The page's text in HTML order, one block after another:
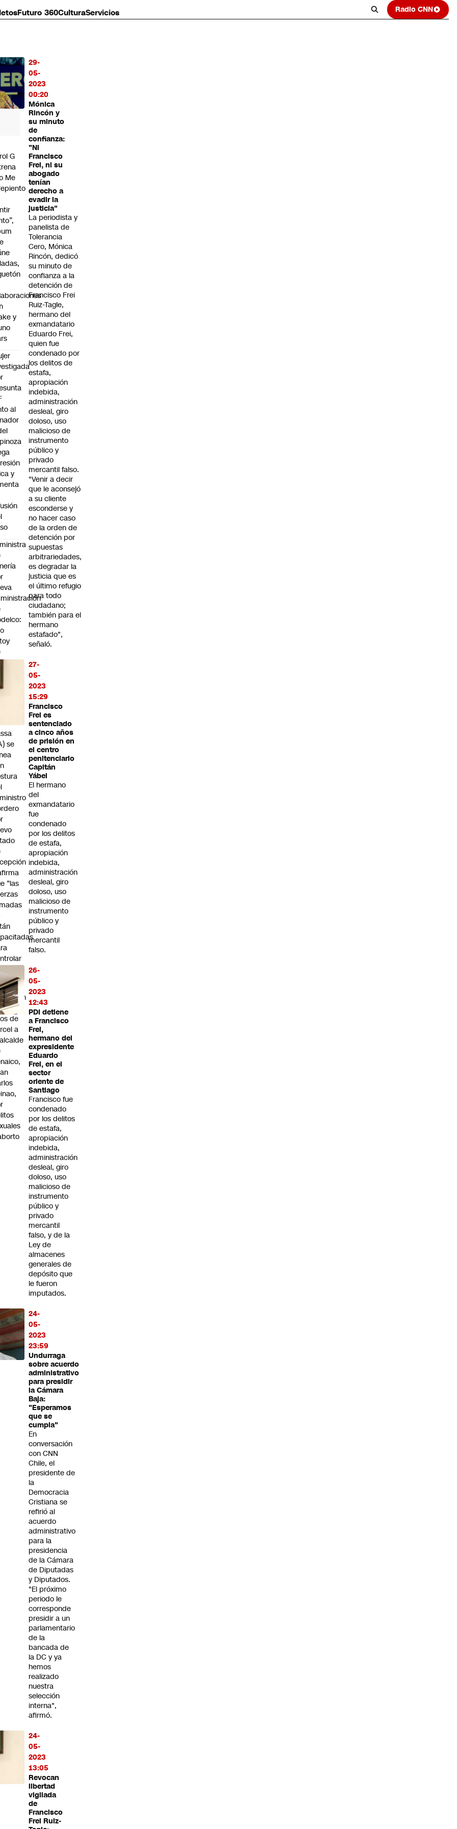
Futuro 360CulturaServicios Radio CNN
29-
05-
2023
00:20
Mónica
Rincón y
su minuto
de
confianza:
"Ni
Francisco
Frei, ni su
abogado
tenían
derecho a
evadir la
justicia"
La periodista y
panelista de
Tolerancia
Cero, Mónica
Rincón, dedicó
su minuto de
confianza a la
detención de
Francisco Frei
Ruiz-Tagle,
hermano del
exmandatario
Eduardo Frei,
quien fue
condenado por
los delitos de
estafa,
apropiación
indebida,
administración
desleal, giro
doloso, uso
malicioso de
instrumento
público y
privado
mercantil falso.
"Venir a decir
que le aconsejó
a su cliente
esconderse y
no hacer caso
de la orden de
detención por
supuestas
arbitrariedades,
es degradar la
justicia que es
el último refugio
para todo
ciudadano;
también para el
hermano
estafado",
señaló.
27-
05-
2023
15:29
Francisco
Frei es
sentenciado
a cinco años
de prisión en
el centro
penitenciario
Capitán
Yábel
El hermano
del
exmandatario
fue
condenado
por los delitos
de estafa,
apropiación
indebida,
administración
desleal, giro
doloso, uso
malicioso de
instrumento
público y
privado
mercantil
falso.
26-
05-
2023
12:43
PDI detiene
a Francisco
Frei,
hermano del
expresidente
Eduardo
Frei, en el
sector
oriente de
Santiago
Francisco fue
condenado
por los delitos
de estafa,
apropiación
indebida,
administración
desleal, giro
doloso, uso
malicioso de
instrumento
público y
privado
mercantil
falso, y de la
Ley de
almacenes
generales de
depósito que
le fueron
imputados.
24-
05-
2023
23:59
Undurraga
sobre acuerdo
administrativo
para presidir
la Cámara
Baja:
"Esperamos
que se
cumpla"
En
conversación
con CNN
Chile, el
presidente de
la
Democracia
Cristiana se
refirió al
acuerdo
administrativo
para la
presidencia
de la Cámara
de Diputadas
y Diputados.
"El próximo
periodo le
corresponde
presidir a un
parlamentario
de la
bancada de
la DC y ya
hemos
realizado
nuestra
selección
interna",
afirmó.
24-
05-
2023
13:05
Revocan
libertad
vigilada
de
Francisco
Frei Ruiz-
G
Me
y
al
y
se
“las
de
a